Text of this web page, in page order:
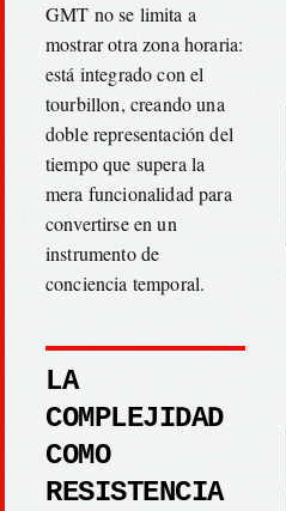
GMT no se limita a
mostrar otra zona horaria:
está integrado con el
tourbillon, creando una
doble representación del
tiempo que supera la
mera funcionalidad para
convertirse en un
instrumento de
conciencia temporal.
LA
COMPLEJIDAD
COMO
RESISTENCIA